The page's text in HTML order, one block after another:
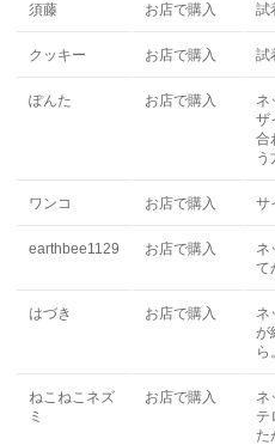
須藤 お店で購入 試
クッキー お店で購入 試
ぽんた お店で購入
ネ
ザ
合
う
ワンコ お店で購入 サ
earthbee1129 お店で購入
ネ
て
はづき お店で購入
ネ
が
ら
ねこねこネズ
ミ
お店で購入
ネ
テ
た